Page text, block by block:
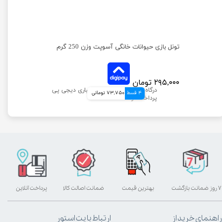
تونل بازی حیوانات خانگی آسوپت وزن 250 گرم
۲۹۵,۰۰۰ تومان
4 قسط 73,750 تومانی
بهترین قیمت پرداخت آنلاین ۷ روز ضمانت بازگشت ضمانت اصالت کالا
راهنمای خرید از ارتباط با پت استور